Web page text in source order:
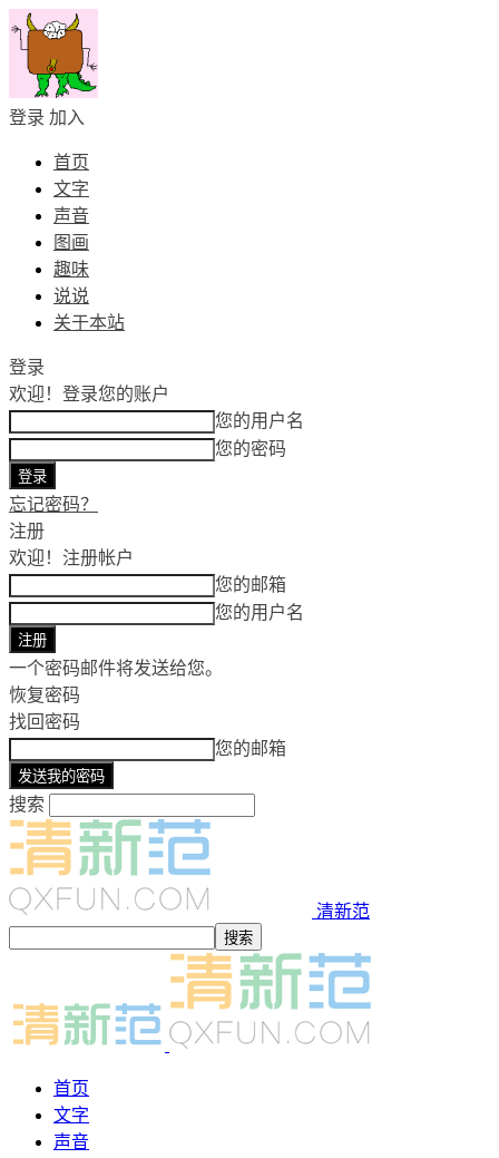
登录 加入
首页
文字
声音
图画
趣味
说说
关于本站
登录
欢迎！ 登录您的账户
您的用户名
您的密码
忘记密码？
注册
欢迎！ 注册帐户
您的邮箱
您的用户名
一个密码邮件将发送给您。
恢复密码
找回密码
您的邮箱
搜索
清新范
首页
文字
声音